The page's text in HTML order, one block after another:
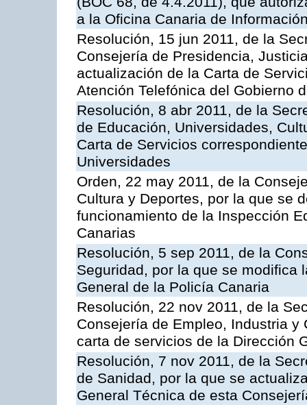
a la Oficina Canaria de
Resolución, 15 jun 2011, de la
Consejería de Presidencia,
actualización de la Carta de
Atención Telefónica del Gobierno
Resolución, 8 abr 2011, de la
de Educación, Universidades,
Carta de Servicios
Universidades
Orden, 22 may 2011, de la
Cultura y Deportes, por la que se
funcionamiento de la Inspección
Canarias
Resolución, 5 sep 2011, de la
Seguridad, por la que se modifica
General de la Policía Canaria
Resolución, 22 nov 2011, de la
Consejería de Empleo, Industria
carta de servicios de la Dirección
Resolución, 7 nov 2011, de la
de Sanidad, por la que se
General Técnica de esta